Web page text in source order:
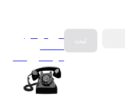
فروش انواع